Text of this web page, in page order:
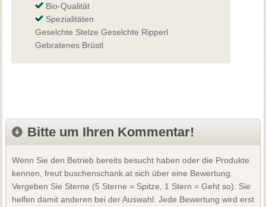
Bio-Qualität
Spezialitäten
Geselchte Stelze Geselchte Ripperl
Gebratenes Brüstl
Bitte um Ihren Kommentar!
Wenn Sie den Betrieb bereits besucht haben oder die Produkte
kennen, freut buschenschank.at sich über eine Bewertung.
Vergeben Sie Sterne (5 Sterne = Spitze, 1 Stern = Geht so). Sie
helfen damit anderen bei der Auswahl. Jede Bewertung wird erst